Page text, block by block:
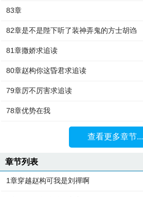
83章
82章是不是陛下听了装神弄鬼的方士胡诌
81章撒娇求追读
80章赵构你这昏君求追读
79章厉不厉害求追读
78章优势在我
查看更多章节...
章节列表
1章穿越赵构可我是刘禪啊